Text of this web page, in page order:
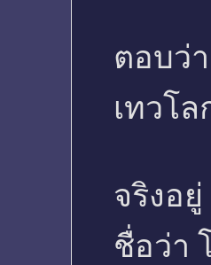
ตอบว่
เทวโล
จริงอ
ชื่อว่า